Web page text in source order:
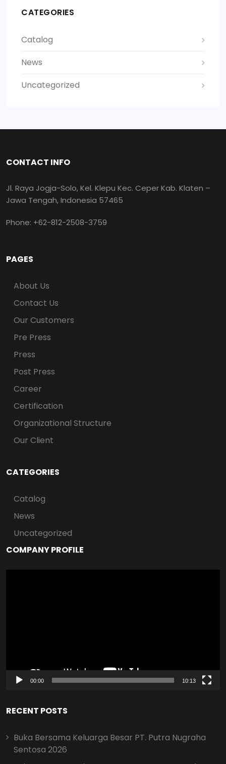
CATEGORIES
Catalog
News
Uncategorized
CONTACT INFO
Jl. Raya Jogja-Solo, Kel. Klepu Kec. Ceper Kab. Klaten –
Jawa Tengah, Indonesia 57465
Phone: +62-812-2508-3759
PAGES
About Us
Contact Us
Our Customers
Pre Press
Press
Post Press
Career
Certification
Organizational Structure
Our Client
CATEGORIES
Catalog
News
Uncategorized
COMPANY PROFILE
00:00 10:13
RECENT POSTS
Buka Bersama Keluarga Besar PT. Putra Nugraha
Sentosa 2026